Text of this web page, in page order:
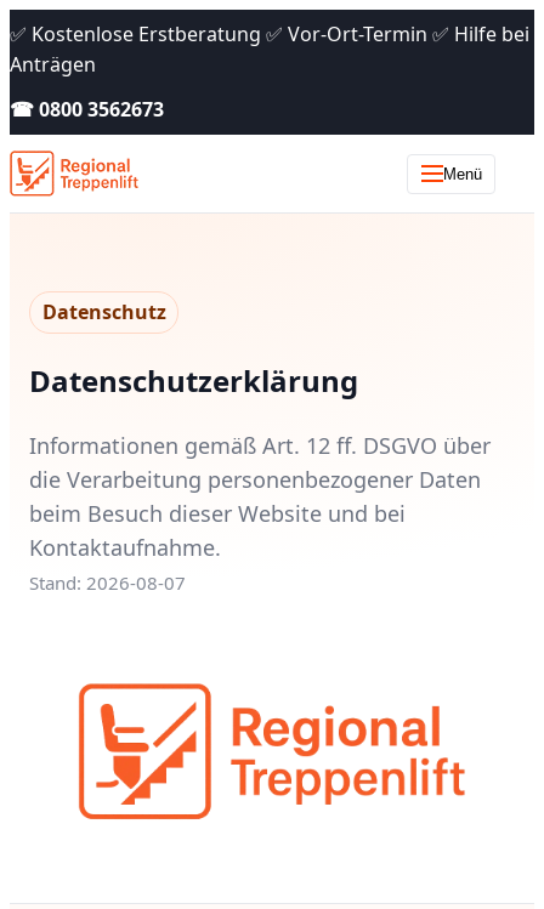
✅ Kostenlose Erstberatung ✅ Vor-Ort-Termin ✅ Hilfe bei
Anträgen
☎ 0800 3562673
Menü
Datenschutz
Datenschutzerklärung
Informationen gemäß Art. 12 ff. DSGVO über
die Verarbeitung personenbezogener Daten
beim Besuch dieser Website und bei
Kontaktaufnahme.
Stand: 2026-08-07